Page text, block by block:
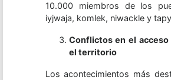
10.000 miembros de los
iyjwaja, komlek, niwackle y
Conflictos en el acceso
el territorio
Los acontecimientos más